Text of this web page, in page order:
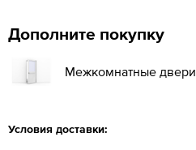
Дополните покупку
Межкомнатные двери
Условия доставки: